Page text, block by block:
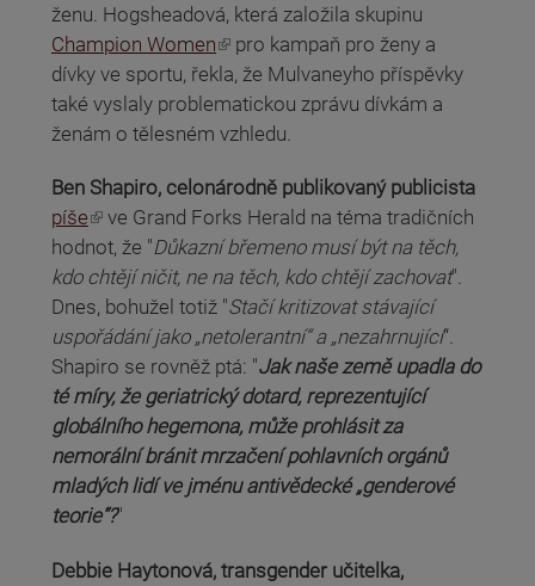
ženu. Hogsheadová, která založila skupinu
Champion Women
(odkaz je externí)
pro kampaň pro ženy a
dívky ve sportu, řekla, že Mulvaneyho příspěvky
také vyslaly problematickou zprávu dívkám a
ženám o tělesném vzhledu.
Ben Shapiro, celonárodně publikovaný publicista
píše
(odkaz je externí)ve Grand Forks Herald na téma tradičních
hodnot, že "Důkazní břemeno musí být na těch,
kdo chtějí ničit, ne na těch, kdo chtějí zachovat".
Dnes, bohužel totiž "Stačí kritizovat stávající
uspořádání jako „netolerantní“ a „nezahrnující“.
Shapiro se rovněž ptá: "Jak naše země upadla do
té míry, že geriatrický dotard, reprezentující
globálního hegemona, může prohlásit za
nemorální bránit mrzačení pohlavních orgánů
mladých lidí ve jménu antivědecké „genderové
teorie“?"
Debbie Haytonová, transgender učitelka,